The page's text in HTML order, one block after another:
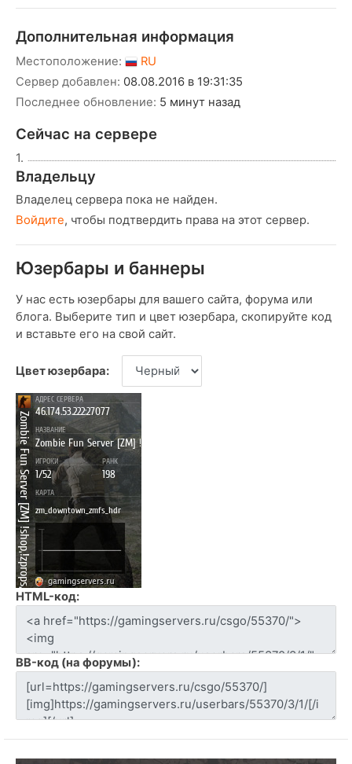
Дополнительная информация
Местоположение:
RU
Сервер добавлен: 08.08.2016 в 19:31:35
Последнее обновление: 5 минут назад
Сейчас на сервере
1.
Владельцу
Владелец сервера пока не найден.
Войдите, чтобы подтвердить права на этот сервер.
Юзербары и баннеры
У нас есть юзербары для вашего сайта, форума или
блога. Выберите тип и цвет юзербара, скопируйте код
и вставьте его на свой сайт.
Цвет юзербара:
HTML-код:
BB-код (на форумы):